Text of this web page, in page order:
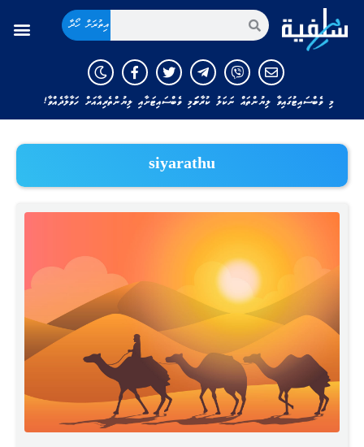
އިތުރަށް ހޯދާ
މި ވެބްސައިޓުގައިވާ ލިޔުންތައް ނަކަލު ކުރާނަމަ މި ވެބްސައިޓަށާއި ލިޔުންތެރިއާއަށް ހަވާލާދެއްވާ!
siyarathu